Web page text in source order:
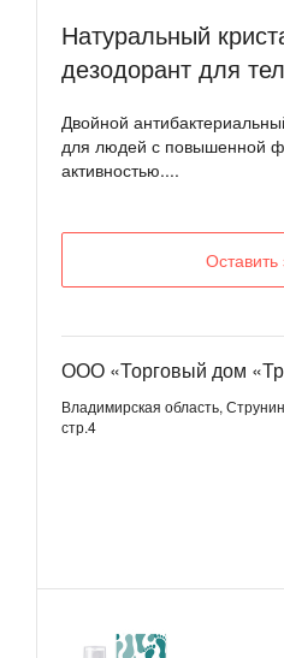
Натуральный
дезодорант для
Двойной
для людей с повышенной
активностью....
Оставить
ООО «Торговый дом
Владимирская область,
стр.4